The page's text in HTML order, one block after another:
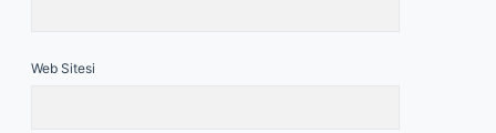
Web Sitesi